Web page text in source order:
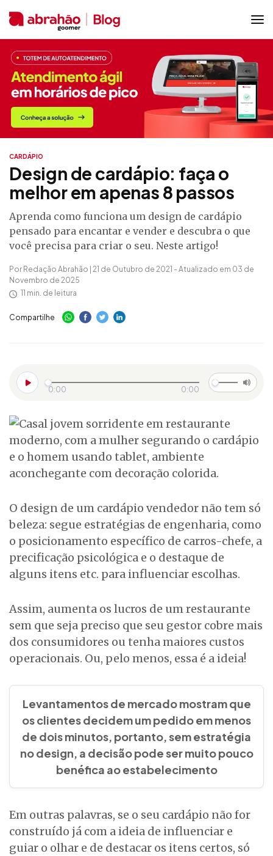
CARDÁPIO
Design de cardápio: faça o
melhor em apenas 8 passos
Aprenda como funciona um design de cardápio
pensado para encantar e vender e descubra o que
você precisa para criar o seu. Neste artigo!
Por Redação Abrahão | 21 de Outubro de 2021 - Atualizado em 03 de
Novembro de 2025
11 min. de leitura
Compartilhe
0:00 0:00
O design de um cardápio vendedor não tem só
beleza: segue estratégias de engenharia, como
o posicionamento específico de carros-chefe, a
precificação psicológica e o destaque de
alguns itens etc. para influenciar escolhas.
Assim, aumenta os lucros de um restaurante
sem que seja preciso que seu gestor cobre mais
dos consumidores ou tenha maiores custos
operacionais. Ou, pelo menos, essa é a ideia!
Levantamentos de mercado mostram que
os clientes decidem um pedido em menos
de dois minutos, portanto, sem estratégia
no design, a decisão pode ser muito pouco
benéfica ao estabelecimento
Em outras palavras, se o seu cardápio não for
construído já com a ideia de influenciar e
guiar o olhar e de destacar os itens certos, só